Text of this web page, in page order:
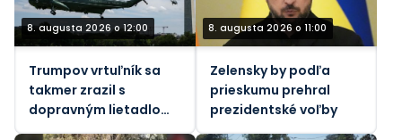
8. augusta 2026 o 12:00
Trumpov vrtuľník sa
takmer zrazil s
dopravným lietadlom,
informuje FAA.
8. augusta 2026 o 11:00
Zelensky by podľa
prieskumu prehral
prezidentské voľby